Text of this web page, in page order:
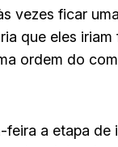
vezes ficar
que eles
ordem do
a etapa